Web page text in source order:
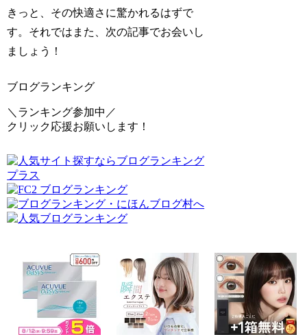
きっと、その快適さに驚かれるはずで
す。それではまた、次の記事でお会いし
ましょう！
ブログランキング
＼ランキング参加中／
クリック応援お願いします！